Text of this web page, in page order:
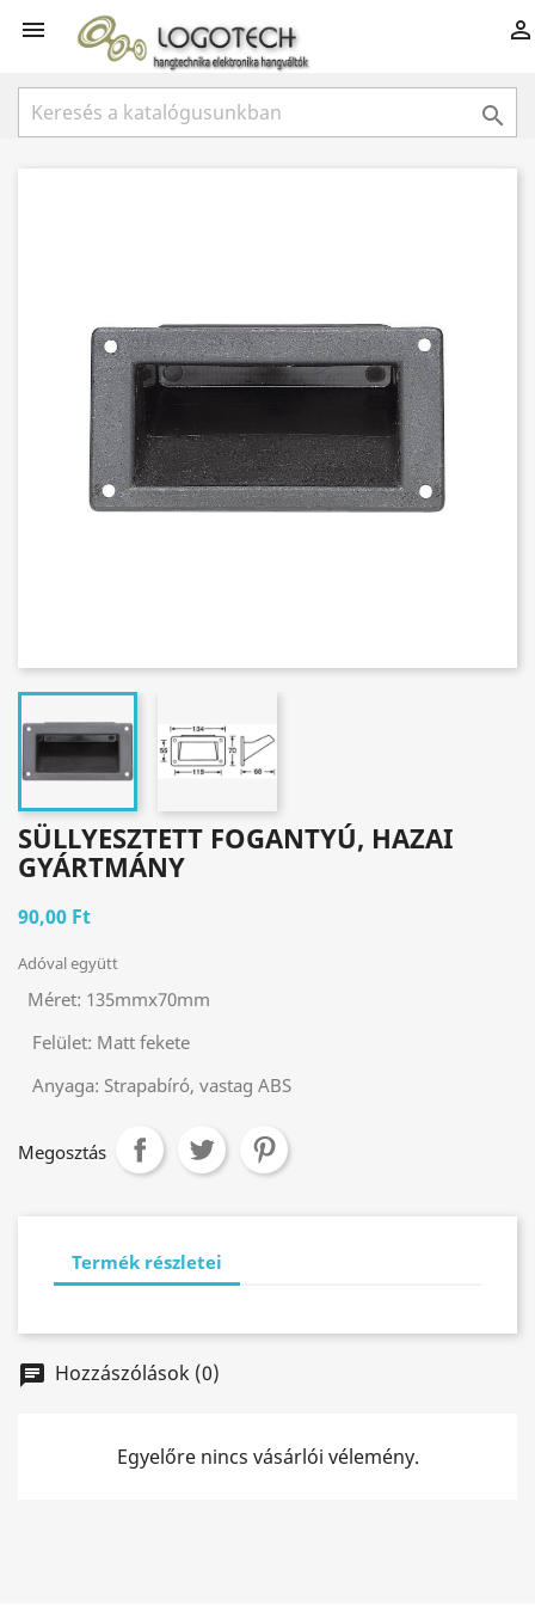
 

SÜLLYESZTETT FOGANTYÚ, HAZAI
GYÁRTMÁNY
90,00 Ft
Adóval együtt
Méret: 135mmx70mm
Felület: Matt fekete
Anyaga: Strapabíró, vastag ABS
Megosztás
Termék részletei
chat Hozzászólások (0)
Egyelőre nincs vásárlói vélemény.